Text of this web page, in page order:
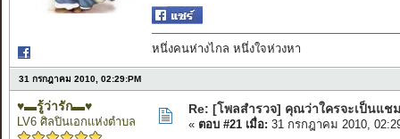
หนึ่งคนห่างไกล หนึ่งใจห่วงหา
31 กรกฎาคม 2010, 02:29:PM
♥▬รู้ว่ารัก▬♥
LV6 ศิลปินเอกแห่งตำบล
Re: [โพลสำรวจ] คุณว่าใครจะเป็นแ
« ตอบ #21 เมื่อ: 31 กรกฎาคม 2010,